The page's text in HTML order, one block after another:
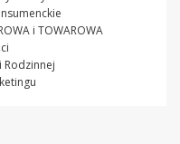
i TOWAROWA
Rodzinnej